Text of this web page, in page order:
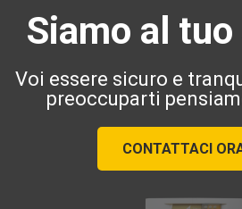
Siamo al
Voi essere sicuro e
preoccuparti
CONTATTACI